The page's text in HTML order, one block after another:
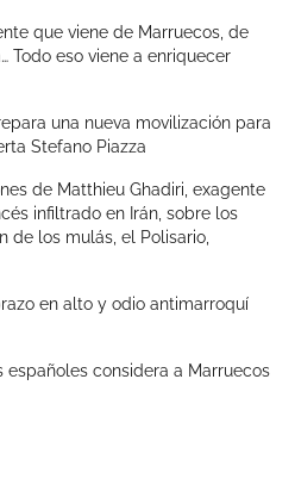
que viene de Marruecos, de
Todo eso viene a enriquecer
una nueva movilización para
Stefano Piazza
de Matthieu Ghadiri, exagente
infiltrado en Irán, sobre los
de los mulás, el Polisario,
en alto y odio antimarroquí
españoles considera a Marruecos